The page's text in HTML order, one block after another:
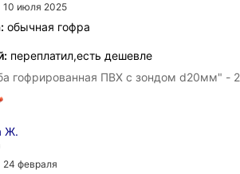
10 июля 2025
обычная гофра
переплатил,есть дешевле
гофрированная ПВХ с зондом d20мм" -
Ж.
24 февраля